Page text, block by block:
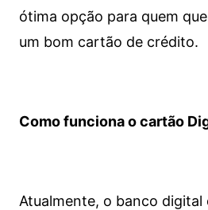
ótima opção para quem
um bom cartão de crédito.
Como funciona o cartão
Atualmente, o banco digital